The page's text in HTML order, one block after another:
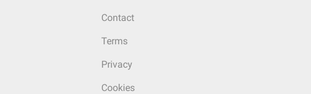
Contact
Terms
Privacy
Cookies